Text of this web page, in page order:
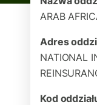
ARAB
Adres
NATIONAL
Kod